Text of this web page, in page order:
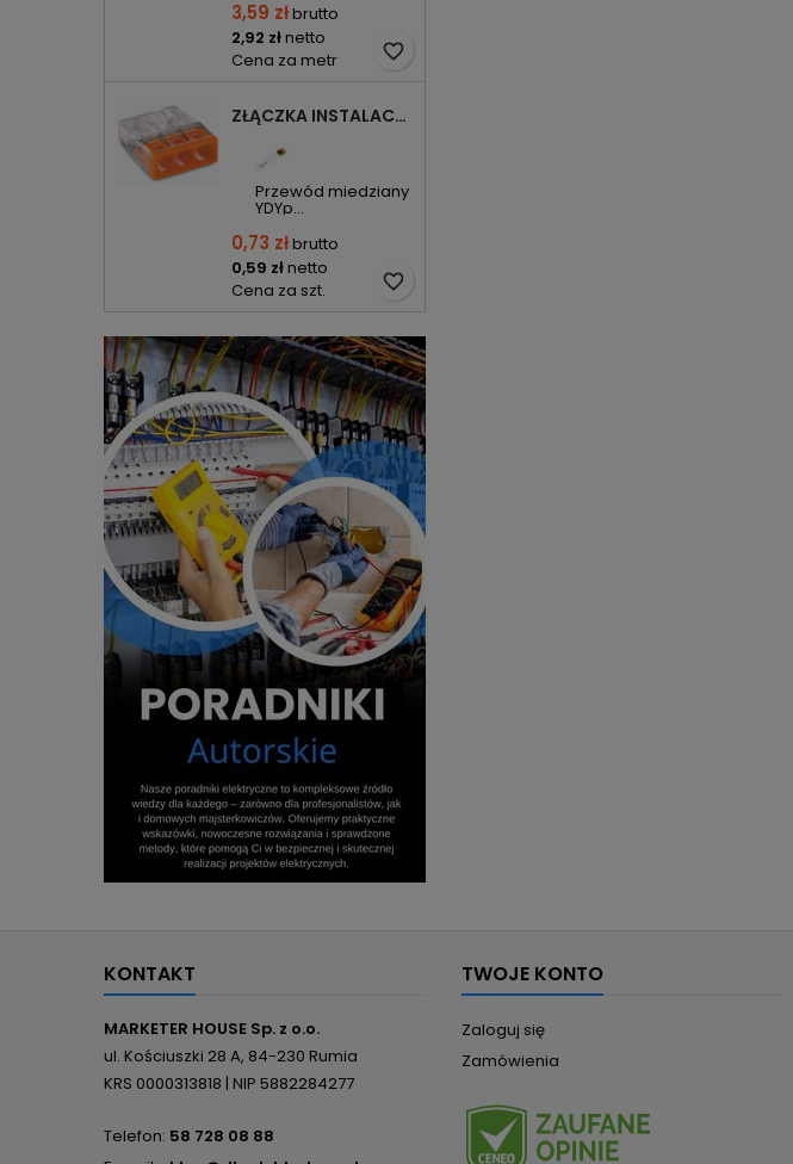
3,59 złbrutto
2,92 złnetto
Cena za metr
favorite_border
ZŁĄCZKA INSTALACYJNA 3X COMPACT POMARAŃCZOWA 2273-203 WAGO
Przewód miedziany
YDYp...
0,73 złbrutto
0,59 złnetto
Cena za szt.
favorite_border
KONTAKT
MARKETER HOUSE Sp. z o.o.
ul. Kościuszki 28 A, 84-230 Rumia
KRS 0000313818 | NIP 5882284277
Telefon: 58 728 08 88
TWOJE KONTO
Zaloguj się
Zamówienia